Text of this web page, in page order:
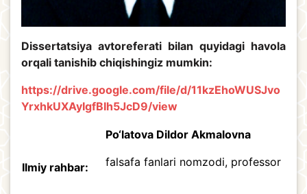
Dissertatsiya avtoreferati bilan quyidagi havola
orqali tanishib chiqishingiz mumkin:
https://drive.google.com/file/d/11kzEhoWUSJvo
YrxhkUXAyIgfBIh5JcD9/view
Ilmiy rahbar:
Po‘latova Dildor Akmalovna
falsafa fanlari nomzodi, professor